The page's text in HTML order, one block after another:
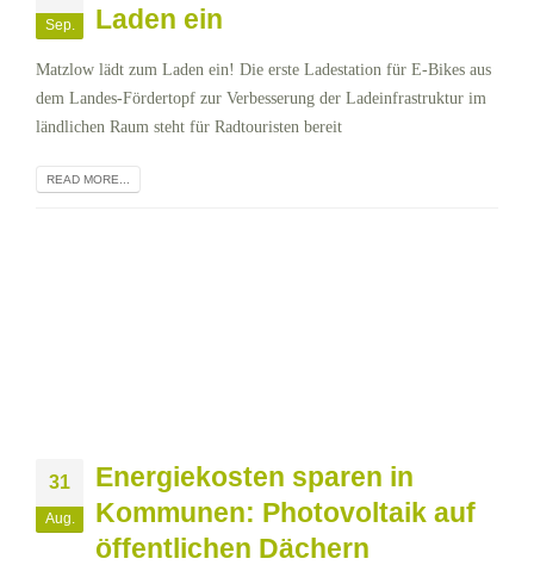
Sep.
Laden ein
Matzlow lädt zum Laden ein! Die erste Ladestation für E-Bikes aus
dem Landes-Fördertopf zur Verbesserung der Ladeinfrastruktur im
ländlichen Raum steht für Radtouristen bereit
READ MORE...
31
Aug.
Energiekosten sparen in
Kommunen: Photovoltaik auf
öffentlichen Dächern